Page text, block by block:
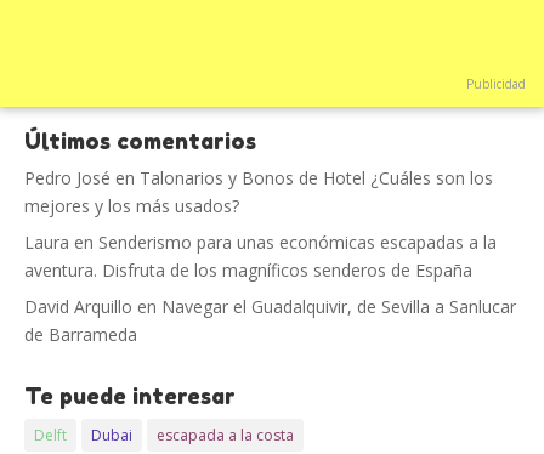
Publicidad
Últimos comentarios
Pedro José en Talonarios y Bonos de Hotel ¿Cuáles son los
mejores y los más usados?
Laura en Senderismo para unas económicas escapadas a la
aventura. Disfruta de los magníficos senderos de España
David Arquillo en Navegar el Guadalquivir, de Sevilla a Sanlucar
de Barrameda
Te puede interesar
Delft Dubai
escapada a la costa